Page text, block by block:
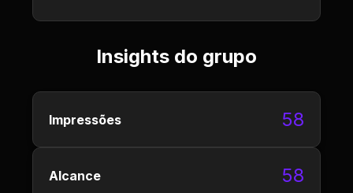
Insights do grupo
Impressões 58
Alcance 58